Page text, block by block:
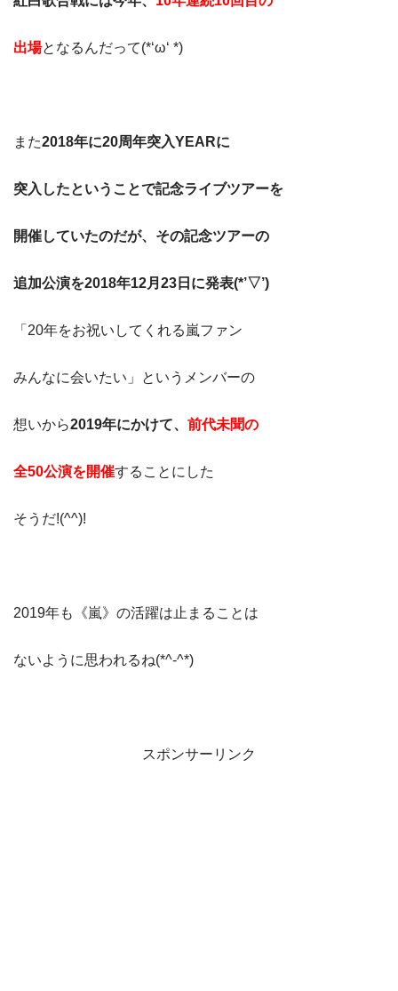
出場となるんだって(*‘ω‘ *)
また2018年に20周年突入YEARに
突入したということで記念ライブツアーを
開催していたのだが、その記念ツアーの
追加公演を2018年12月23日に発表(*’▽’)
「20年をお祝いしてくれる嵐ファン
みんなに会いたい」というメンバーの
想いから2019年にかけて、 前代未聞の
全50公演を開催することにした
そうだ!(^^)!
2019年も《嵐》の活躍は止まることは
ないように思われるね(*^-^*)
スポンサーリンク